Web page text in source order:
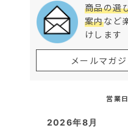
商品の選
案内など
けします
メールマガ
営業
2026年8月